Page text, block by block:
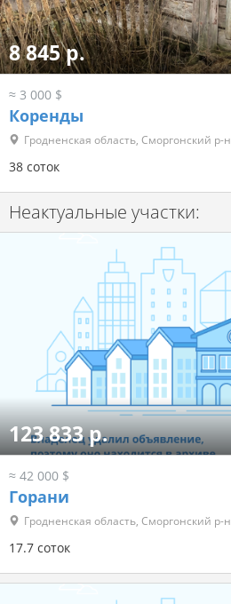
8 845 р.
≈ 3 000 $
Коренды
Гродненская область, Сморгонский р-н
38 соток
Неактуальные участки:
123 833 р.
≈ 42 000 $
Горани
Гродненская область, Сморгонский р-н
17.7 соток